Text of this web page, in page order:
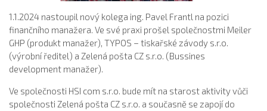
1.1.2024 nastoupil nový kolega ing. Pavel Frantl na pozici
finančního manažera. Ve své praxi prošel společnostmi Meiler
GHP (produkt manažer), TYPOS – tiskařské závody s.r.o.
(výrobní ředitel) a Zelená pošta CZ s.r.o. (Bussines
development manažer).
Ve společnosti HSI com s.r.o. bude mít na starost aktivity vůči
společnosti Zelená pošta CZ s.r.o. a současně se zapojí do